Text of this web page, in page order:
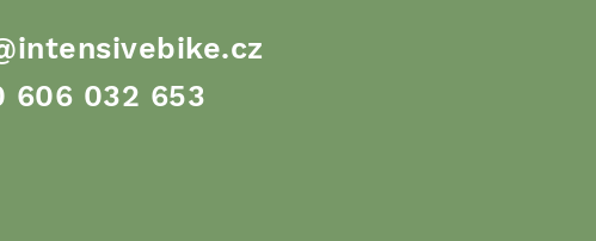
606 032 653